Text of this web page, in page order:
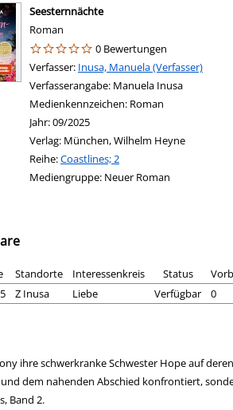
Seesternnächte
Roman
0 Bewertungen
Verfasser: Suche nach diesem Verfasser
Inusa, Manuela (Verfasser)
Verfasserangabe: Manuela Inusa
Medienkennzeichen: Roman
Jahr:09/2025
Verlag: München, Wilhelm Heyne
Reihe:Coastlines; 2
Mediengruppe: Neuer Roman
Standorte Interessenkreis Status
Z Inusa Liebe Verfügbar 0
ihre schwerkranke Schwester Hope auf
dem nahenden Abschied konfrontiert,
Band 2.